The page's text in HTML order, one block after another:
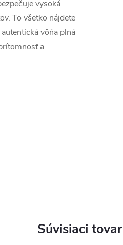
vysoká
To všetko nájdete
utentická vôňa plná
a
Súvisiaci tovar